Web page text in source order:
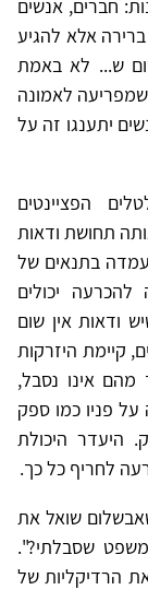
חברים, אנשים
אלא להגיע
ש... לא באמת
לאמונה
יתענגו זה על
הפציינטים
תחושת ודאות
בתנאים של
יכולים
ודאות אין שום
קיימת היזרקות
מהם אינו נסבל,
פניו כמו ספק
היעדר היכולת
לחריף כל כך.
שואל את
שסבלתי?".
הרדיקליות של